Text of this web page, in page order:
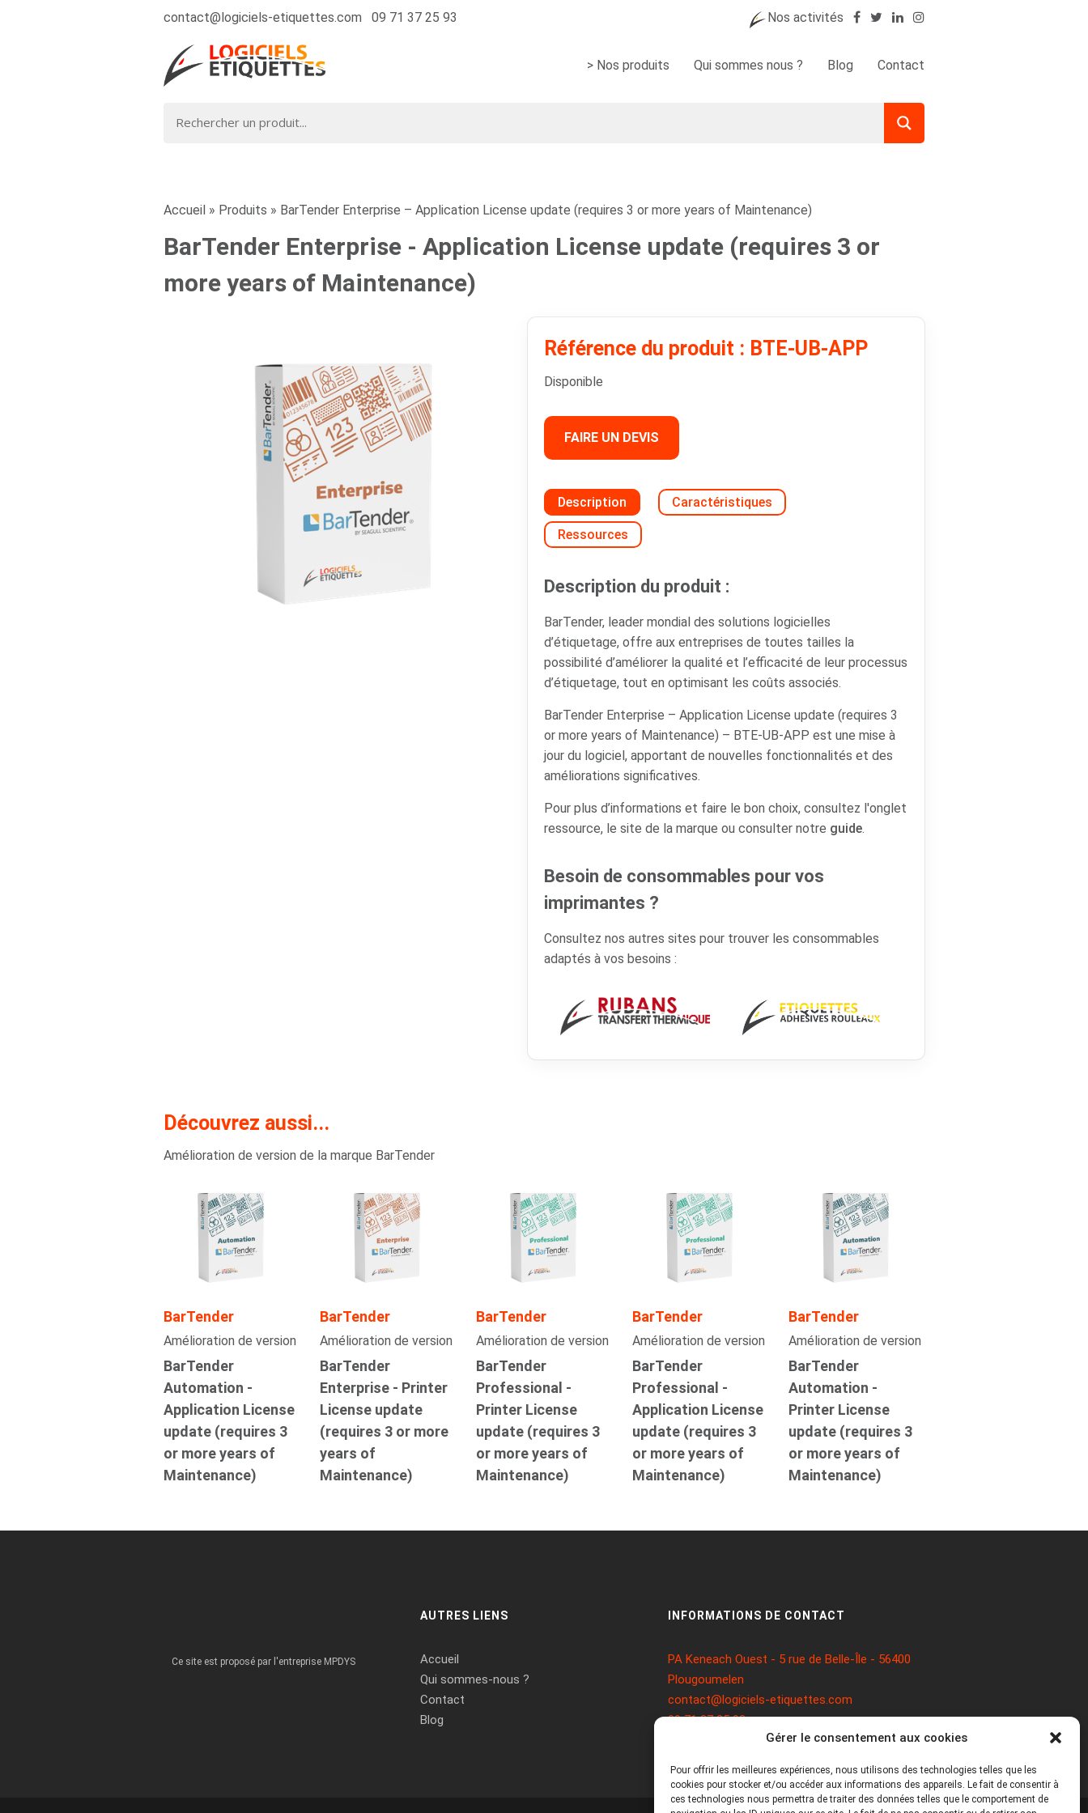
Gérer le consentement aux cookies
Pour offrir les meilleures expériences, nous utilisons des technologies telles que les
cookies pour stocker et/ou accéder aux informations des appareils. Le fait de consentir à
ces technologies nous permettra de traiter des données telles que le comportement de
contact@logiciels-etiquettes.com 09 71 37 25 93 Nos activités
> Nos produits Qui sommes nous ? Blog Contact
Accueil » Produits » BarTender Enterprise – Application License update (requires 3 or more years of Maintenance)
BarTender Enterprise - Application License update (requires 3 or
more years of Maintenance)
Référence du produit : BTE-UB-APP
Disponible
FAIRE UN DEVIS
Description Caractéristiques
Ressources
Description du produit :
BarTender, leader mondial des solutions logicielles
d’étiquetage, offre aux entreprises de toutes tailles la
possibilité d’améliorer la qualité et l’efficacité de leur processus
d’étiquetage, tout en optimisant les coûts associés.
BarTender Enterprise – Application License update (requires 3
or more years of Maintenance) – BTE-UB-APP est une mise à
jour du logiciel, apportant de nouvelles fonctionnalités et des
améliorations significatives.
Pour plus d’informations et faire le bon choix, consultez l'onglet
ressource, le site de la marque ou consulter notre guide.
Besoin de consommables pour vos
imprimantes ?
Consultez nos autres sites pour trouver les consommables
adaptés à vos besoins :
Découvrez aussi...
Amélioration de version de la marque BarTender
BarTender
Amélioration de version
BarTender
Automation -
Application License
update (requires 3
or more years of
Maintenance)
BarTender
Amélioration de version
BarTender
Enterprise - Printer
License update
(requires 3 or more
years of
Maintenance)
BarTender
Amélioration de version
BarTender
Professional -
Printer License
update (requires 3
or more years of
Maintenance)
BarTender
Amélioration de version
BarTender
Professional -
Application License
update (requires 3
or more years of
Maintenance)
BarTender
Amélioration de version
BarTender
Automation -
Printer License
update (requires 3
or more years of
Maintenance)
Ce site est proposé par l'entreprise MPDYS
AUTRES LIENS
Accueil
Qui sommes-nous ?
Contact
Blog
INFORMATIONS DE CONTACT
PA Keneach Ouest - 5 rue de Belle-Île - 56400
Plougoumelen
contact@logiciels-etiquettes.com
09 71 37 25 93